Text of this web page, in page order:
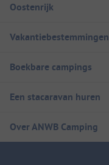
Oostenrijk
Vakantiebestemmingen
Boekbare campings
Een stacaravan huren
Over ANWB Camping